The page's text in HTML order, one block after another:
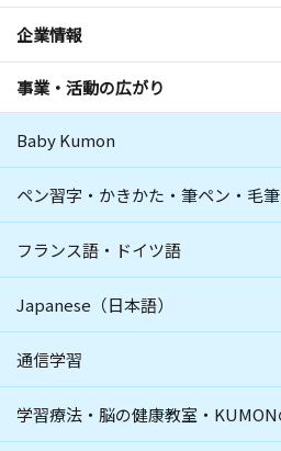
企業情報
事業・活動の広がり
Baby Kumon
ペン習字・かきかた・筆ペン・毛筆
フランス語・ドイツ語
Japanese（日本語）
通信学習
学習療法・脳の健康教室・